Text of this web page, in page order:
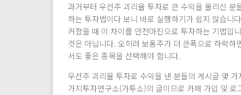
과거부터 우선주 괴리율 투자로 큰 수익을 올리신
하는 투자법이다 보니 바로 실행하기가 쉽지 않습니
커졌을 때 이 차이를 안전마진으로 투자하는 기법입
것은 아닙니다. 오히려 보통주가 더 큰폭으로 하락
서도 좋은 종목을 선택해야 합니다.
우선주 괴리율 투자로 수익을 낸 분들의 게시글 몇
가치투자연구소(가투소)의 글이므로 카페 가입 및